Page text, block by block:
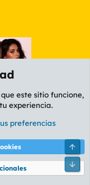
de privacidad Ayuda
Ltd.
este sitio funcione,
experiencia.
preferencias
Pie